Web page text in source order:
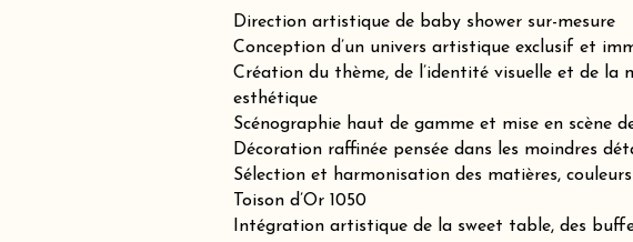
Direction artistique de baby shower sur-mesure
Conception d’un univers artistique exclusif et
Création du thème, de l’identité visuelle et de la
esthétique
Scénographie haut de gamme et mise en scène
Décoration raffinée pensée dans les moindres
Sélection et harmonisation des matières,
Toison d’Or 1050
Intégration artistique de la sweet table, des